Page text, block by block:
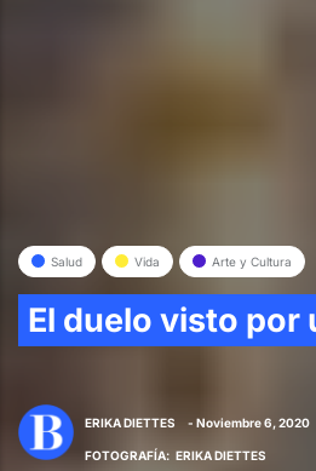
Salud Vida Arte y Cultura
El duelo visto por
ERIKA DIETTES - Noviembre 6, 2020
FOTOGRAFÍA: ERIKA DIETTES